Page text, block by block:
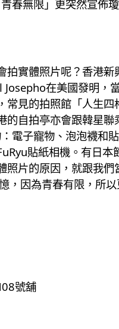
春無限」更突然宣佈
拍實體照片呢？香港
在美國發明，
見的拍照館「人生
的自拍亭亦會跟韓星
電子寵物、泡泡襪和
貼紙相機。有日
照片的原因，就跟我
，因為青春有限，所
號舖